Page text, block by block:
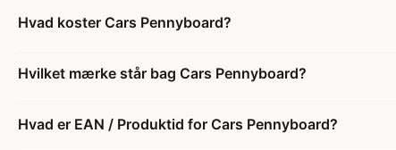
Hvad koster Cars Pennyboard?
Hvilket mærke står bag Cars Pennyboard?
Hvad er EAN / Produktid for Cars Pennyboard?